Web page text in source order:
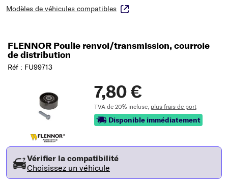
Modèles de véhicules compatibles
FLENNOR Poulie renvoi/transmission, courroie
de distribution
Réf : FU99713
7,80 €
TVA de 20% incluse, plus frais de port
Disponible immédiatement
Vérifier la compatibilité
Choisissez un véhicule